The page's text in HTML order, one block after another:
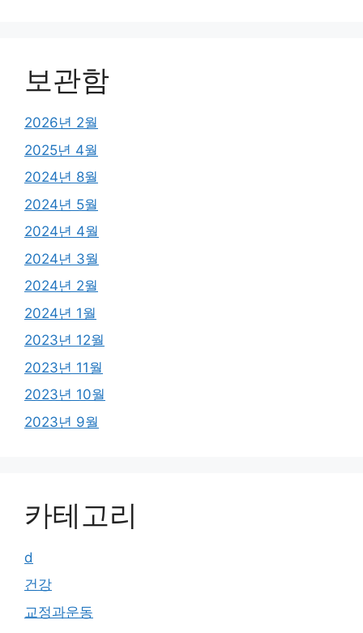
보관함
2026년 2월
2025년 4월
2024년 8월
2024년 5월
2024년 4월
2024년 3월
2024년 2월
2024년 1월
2023년 12월
2023년 11월
2023년 10월
2023년 9월
카테고리
d
건강
교정과운동